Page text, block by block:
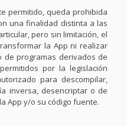
permitido, queda prohibida
una finalidad distinta a las
pero sin limitación, el
la App ni realizar
de programas derivados de
por la legislación
para descompilar,
inversa, desencriptar o de
App y/o su código fuente.